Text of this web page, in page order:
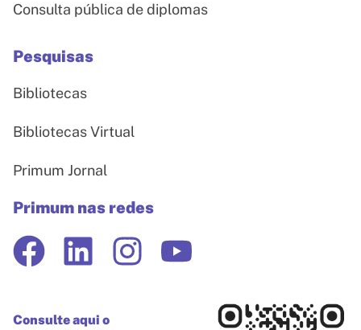
Consulta pública de diplomas
Pesquisas
Bibliotecas
Bibliotecas Virtual
Primum Jornal
Primum nas redes
Consulte aqui o